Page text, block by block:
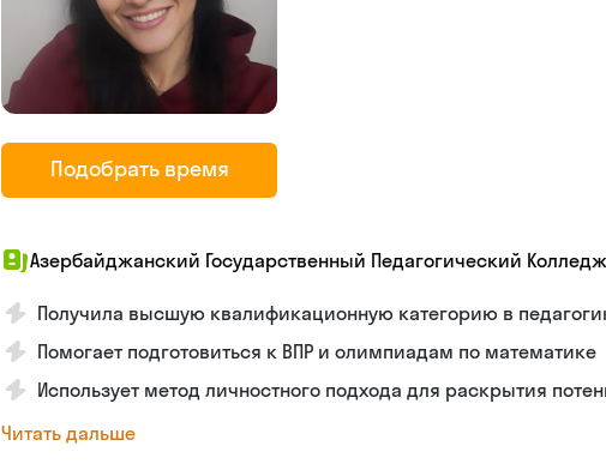
Подобрать время
Азербайджанский Государственный Педагогический Колледж
Получила высшую квалификационную категорию в
Помогает подготовиться к ВПР и олимпиадам по математике
Использует метод личностного подхода для раскрытия
Читать дальше